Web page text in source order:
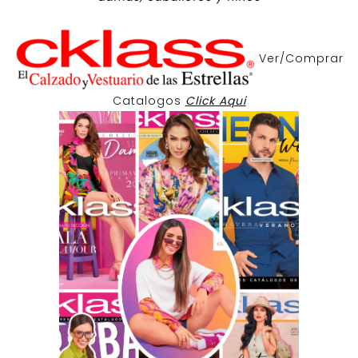
Ver/Comprar
Catalogos Click Aqui